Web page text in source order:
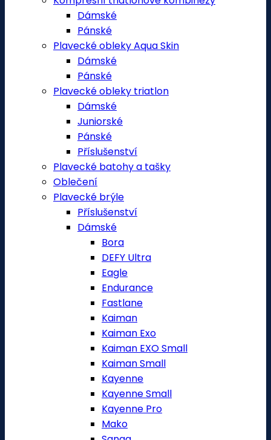
Dámské
Pánské
Plavecké obleky Aqua Skin
Dámské
Pánské
Plavecké obleky triatlon
Dámské
Juniorské
Pánské
Příslušenství
Plavecké batohy a tašky
Oblečení
Plavecké brýle
Příslušenství
Dámské
Bora
DEFY Ultra
Eagle
Endurance
Fastlane
Kaiman
Kaiman Exo
Kaiman EXO Small
Kaiman Small
Kayenne
Kayenne Small
Kayenne Pro
Mako